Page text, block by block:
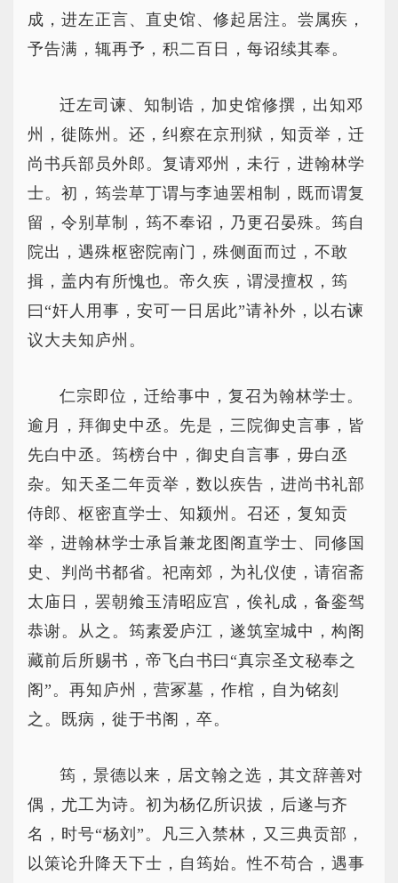
成，进左正言、直史馆、修起居注。尝属疾，
予告满，辄再予，积二百日，每诏续其奉。
迁左司谏、知制诰，加史馆修撰，出知邓
州，徙陈州。还，纠察在京刑狱，知贡举，迁
尚书兵部员外郎。复请邓州，未行，进翰林学
士。初，筠尝草丁谓与李迪罢相制，既而谓复
留，令别草制，筠不奉诏，乃更召晏殊。筠自
院出，遇殊枢密院南门，殊侧面而过，不敢
揖，盖内有所愧也。帝久疾，谓浸擅权，筠
曰“奸人用事，安可一日居此”请补外，以右谏
议大夫知庐州。
仁宗即位，迁给事中，复召为翰林学士。
逾月，拜御史中丞。先是，三院御史言事，皆
先白中丞。筠榜台中，御史自言事，毋白丞
杂。知天圣二年贡举，数以疾告，进尚书礼部
侍郎、枢密直学士、知颍州。召还，复知贡
举，进翰林学士承旨兼龙图阁直学士、同修国
史、判尚书都省。祀南郊，为礼仪使，请宿斋
太庙日，罢朝飨玉清昭应宫，俟礼成，备銮驾
恭谢。从之。筠素爱庐江，遂筑室城中，构阁
藏前后所赐书，帝飞白书曰“真宗圣文秘奉之
阁”。再知庐州，营冢墓，作棺，自为铭刻
之。既病，徙于书阁，卒。
筠，景德以来，居文翰之选，其文辞善对
偶，尤工为诗。初为杨亿所识拔，后遂与齐
名，时号“杨刘”。凡三入禁林，又三典贡部，
以策论升降天下士，自筠始。性不苟合，遇事